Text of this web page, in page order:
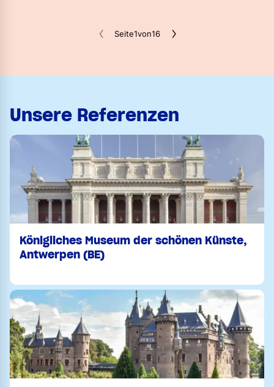
Seite1von16
Unsere Referenzen
Königliches Museum der schönen Künste,
Antwerpen (BE)